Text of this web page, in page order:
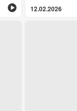
12.02.2026